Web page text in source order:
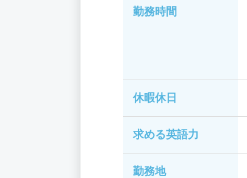
勤務時間
休暇休日
求める英語力
勤務地